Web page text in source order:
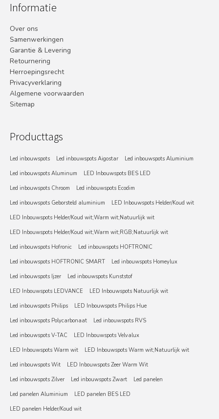
Informatie
Over ons
Samenwerkingen
Garantie & Levering
Retournering
Herroepingsrecht
Privacyverklaring
Algemene voorwaarden
Sitemap
Producttags
Led inbouwspots Led inbouwspots Aigostar
Led inbouwspots Aluminium
Led inbouwspots Aluminum
LED Inbouwspots BES LED
Led inbouwspots Chroom
Led inbouwspots Ecodim
Led inbouwspots Geborsteld aluminium
LED Inbouwspots Helder/Koud wit
LED Inbouwspots Helder/Koud wit;Warm wit;Natuurlijk wit
LED Inbouwspots Helder/Koud wit;Warm wit;RGB;Natuurlijk wit
Led inbouwspots Hofronic
Led inbouwspots HOFTRONIC
Led inbouwspots HOFTRONIC SMART
Led inbouwspots Homeylux
Led inbouwspots Ijzer
Led inbouwspots Kunststof
LED Inbouwspots LEDVANCE
LED Inbouwspots Natuurlijk wit
Led inbouwspots Philips
LED Inbouwspots Philips Hue
Led inbouwspots Polycarbonaat
Led inbouwspots RVS
Led inbouwspots V-TAC
LED Inbouwspots Velvalux
LED Inbouwspots Warm wit
LED Inbouwspots Warm wit;Natuurlijk wit
Led inbouwspots Wit
LED Inbouwspots Zeer Warm Wit
Led inbouwspots Zilver
Led inbouwspots Zwart
Led panelen
Led panelen Aluminium
LED panelen BES LED
LED panelen Helder/Koud wit